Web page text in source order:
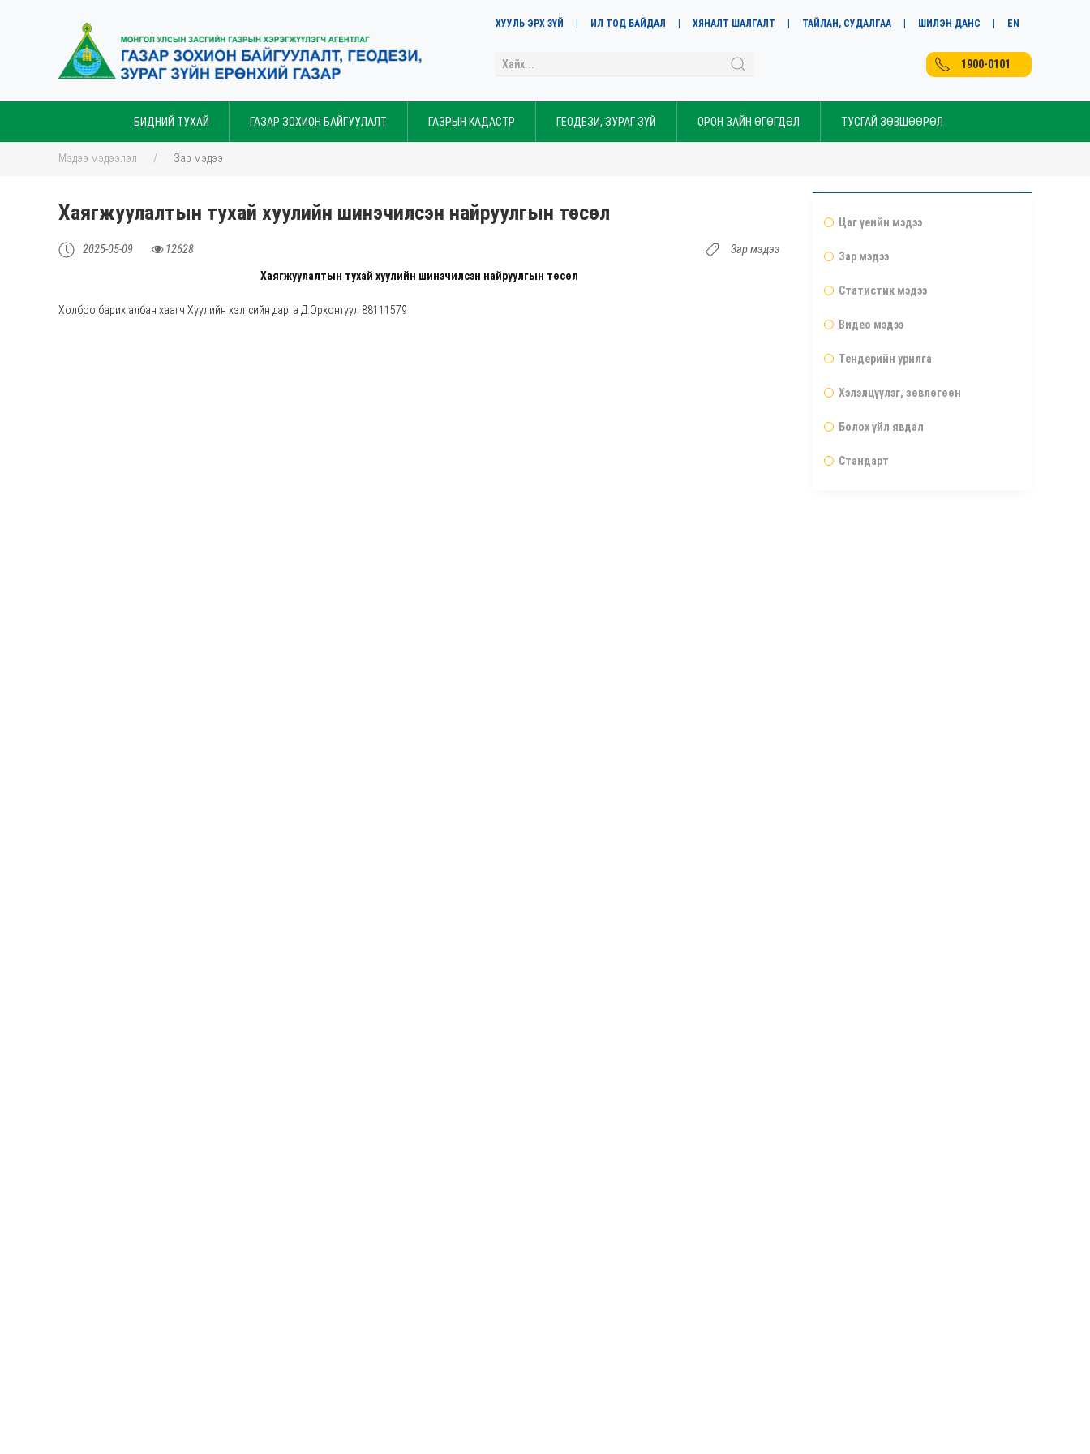
ХУУЛЬ ЭРХ ЗҮЙ ИЛ ТОД БАЙДАЛ ХЯНАЛТ ШАЛГАЛТ ТАЙЛАН, СУДАЛГАА ШИЛЭН ДАНС EN
1900-0101
БИДНИЙ ТУХАЙ ГАЗАР ЗОХИОН БАЙГУУЛАЛТ ГАЗРЫН КАДАСТР ГЕОДЕЗИ, ЗУРАГ ЗҮЙ ОРОН ЗАЙН ӨГӨГДӨЛ ТУСГАЙ ЗӨВШӨӨРӨЛ
Мэдээ мэдээлэл Зар мэдээ
Хаягжуулалтын тухай хуулийн шинэчилсэн найруулгын төсөл
2025-05-09 12628 Зар мэдээ
Хаягжуулалтын тухай хуулийн шинэчилсэн найруулгын төсөл
Холбоо барих албан хаагч Хуулийн хэлтсийн дарга Д.Орхонтуул 88111579
Цаг үеийн мэдээ
Зар мэдээ
Статистик мэдээ
Видео мэдээ
Тендерийн урилга
Хэлэлцүүлэг, зөвлөгөөн
Болох үйл явдал
Стандарт